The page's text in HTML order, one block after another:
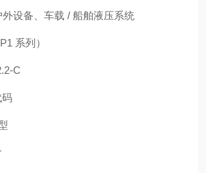
设备、车载 / 船舶液压系统
系列）
C
码